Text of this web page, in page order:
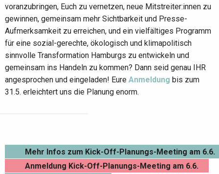
voranzubringen, Euch zu vernetzen, neue Mitstreiter:innen zu
gewinnen, gemeinsam mehr Sichtbarkeit und Presse-
Aufmerksamkeit zu erreichen, und ein vielfältiges Programm
für eine sozial-gerechte, ökologisch und klimapolitisch
sinnvolle Transformation Hamburgs zu entwickeln und
gemeinsam ins Handeln zu kommen? Dann seid genau IHR
angesprochen und eingeladen! Eure Anmeldung bis zum
31.5. erleichtert uns die Planung enorm.
Mehr Infos zum Kick-Off-Planungs-Meeting am 6.6.
Anmeldung Kick-Off-Planungs-Meeting am 6.6.